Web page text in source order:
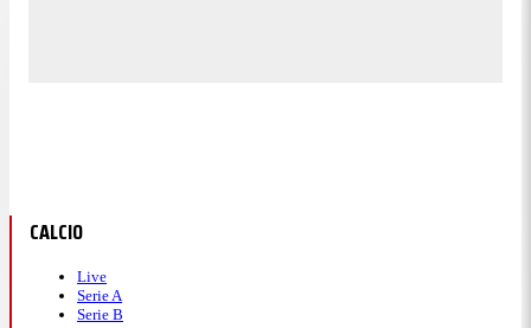
CALCIO
Live
Serie A
Serie B